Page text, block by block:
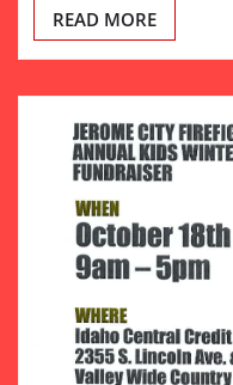
READ MORE